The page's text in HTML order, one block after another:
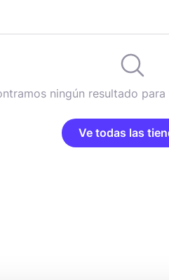
ningún resultado
Ve todas las